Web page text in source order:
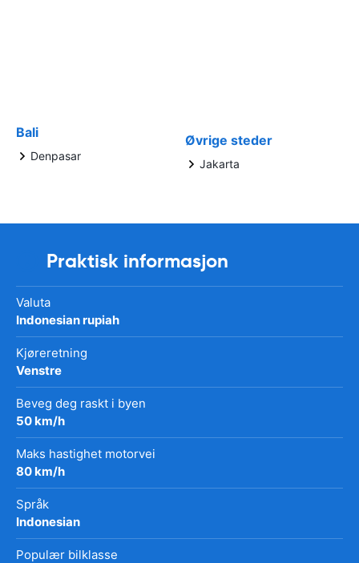
Bali
Denpasar
Øvrige steder
Jakarta
Praktisk informasjon
Valuta
Indonesian rupiah
Kjøreretning
Venstre
Beveg deg raskt i byen
50 km/h
Maks hastighet motorvei
80 km/h
Språk
Indonesian
Populær bilklasse